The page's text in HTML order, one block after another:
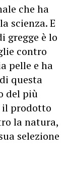
che ha
scienza. E
gregge è lo
contro
pelle e ha
questa
del più
il prodotto
la natura,
selezione